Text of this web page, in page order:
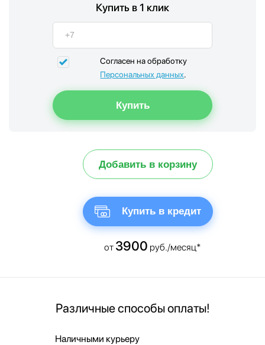
Купить в 1 клик
Согласен на обработку
Персональных данных.
Добавить в корзину
Купить в кредит
от 3900 руб./месяц*
Различные способы оплаты!
Наличными курьеру